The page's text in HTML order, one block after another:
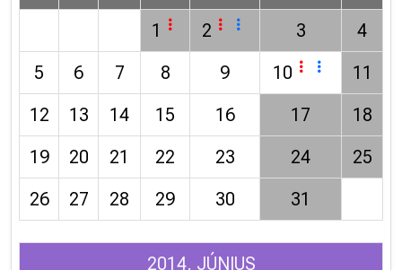
1
2 3
4
5
6 7 8 9 10
11
12
13 14 15 16 17
18
19
20 21 22 23 24
25
26
27 28 29 30 31
2014. JÚNIUS